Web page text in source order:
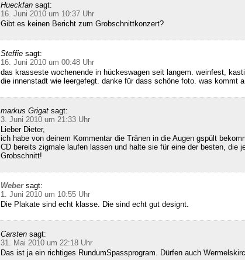
Hueckfan sagt:
16. Juni 2010 um 10:37 Uhr
Gibt es keinen Bericht zum Grobschnittkonzert?
Steffie sagt:
16. Juni 2010 um 00:48 Uhr
das krasseste wochenende in hückeswagen seit langem. weinfest,
die innenstadt wie leergefegt. danke für dass schöne foto. was kommt
markus Grigat sagt:
3. Juni 2010 um 21:33 Uhr
Lieber Dieter,
ich habe von deinem Kommentar die Tränen in die Augen gspült
CD bereits zigmale laufen lassen und halte sie für eine der besten, die
Grobschnitt!
Weber sagt:
1. Juni 2010 um 10:55 Uhr
Die Plakate sind echt klasse. Die sind echt gut designt.
Carsten sagt:
31. Mai 2010 um 22:18 Uhr
Das ist ja ein richtiges RundumSpassprogram. Dürfen auch